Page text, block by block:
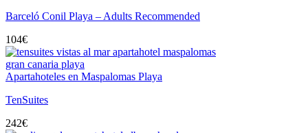
Barceló Conil Playa – Adults Recommended
104€
Apartahoteles en Maspalomas Playa
TenSuites
242€